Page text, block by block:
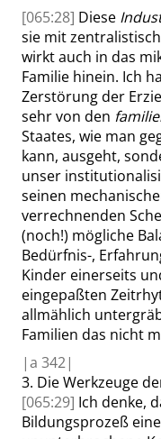
[065:28] Diese
sie mit
wirkt auch in das
Familie hinein. Ich
Zerstörung der
sehr von den
Staates, wie man
kann, ausgeht,
unser
seinen
verrechnenden
(noch!) mögliche
Bedürfnis-,
Kinder einerseits
eingepaßten
allmählich
Familien das nicht
|a 342|
3. Die Werkzeuge
[065:29] Ich denke,
Bildungsprozeß